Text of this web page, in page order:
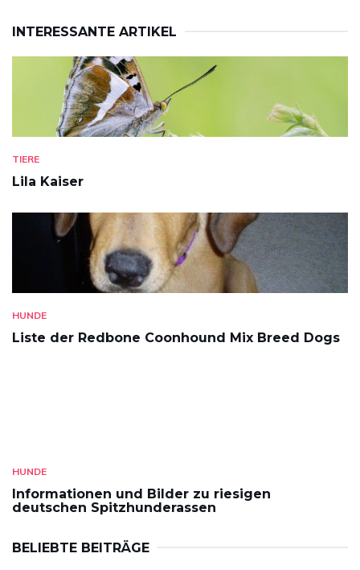
INTERESSANTE ARTIKEL
TIERE
Lila Kaiser
HUNDE
Liste der Redbone Coonhound Mix Breed Dogs
HUNDE
Informationen und Bilder zu riesigen
deutschen Spitzhunderassen
BELIEBTE BEITRÄGE